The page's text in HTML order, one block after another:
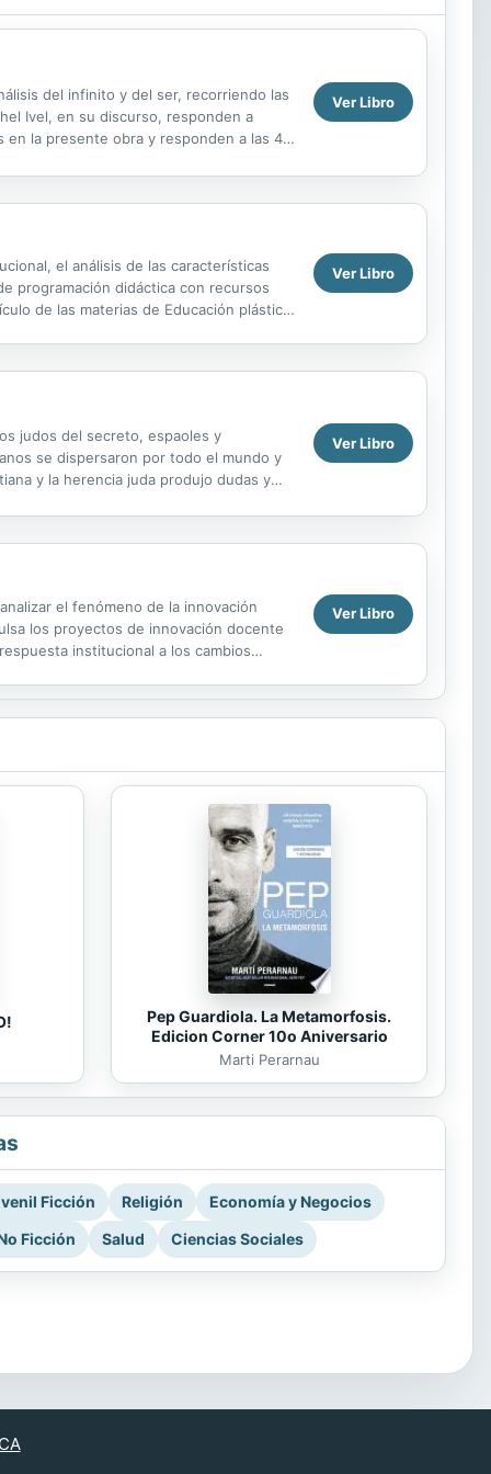
del infinito y del ser, recorriendo las
Ivel, en su discurso, responden a
la presente obra y responden a las 4
Ver Libro
el análisis de las características
programación didáctica con recursos
de las materias de Educación plástica
Ver Libro
judos del secreto, espaoles y
se dispersaron por todo el mundo y
y la herencia juda produjo dudas y
Ver Libro
el fenómeno de la innovación
los proyectos de innovación docente
institucional a los cambios
Ver Libro
Pep Guardiola. La Metamorfosis.
Edicion Corner 10o Aniversario
Marti Perarnau
Ficción Religión
Economía y Negocios
Ficción
Salud Ciencias Sociales